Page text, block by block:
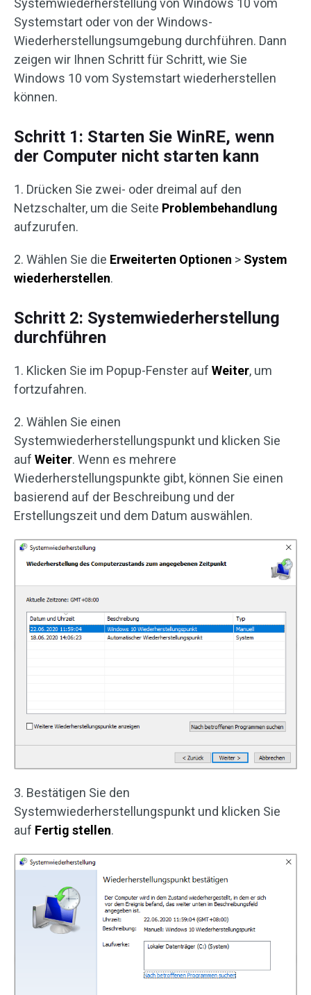
Systemwiederherstellung von Windows 10 vom
Systemstart oder von der Windows-
Wiederherstellungsumgebung durchführen. Dann
zeigen wir Ihnen Schritt für Schritt, wie Sie
Windows 10 vom Systemstart wiederherstellen
können.
Schritt 1: Starten Sie WinRE, wenn
der Computer nicht starten kann
1. Drücken Sie zwei- oder dreimal auf den
Netzschalter, um die Seite Problembehandlung
aufzurufen.
2. Wählen Sie die Erweiterten Optionen > System
wiederherstellen.
Schritt 2: Systemwiederherstellung
durchführen
1. Klicken Sie im Popup-Fenster auf Weiter, um
fortzufahren.
2. Wählen Sie einen
Systemwiederherstellungspunkt und klicken Sie
auf Weiter. Wenn es mehrere
Wiederherstellungspunkte gibt, können Sie einen
basierend auf der Beschreibung und der
Erstellungszeit und dem Datum auswählen.
3. Bestätigen Sie den
Systemwiederherstellungspunkt und klicken Sie
auf Fertig stellen.